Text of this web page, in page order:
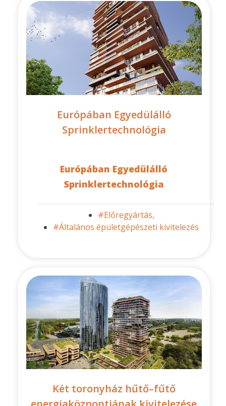
Európában Egyedülálló
Sprinklertechnológia
Európában Egyedülálló
Sprinklertechnológia
#Előregyártás,
#Általános épületgépészeti kivitelezés
Két toronyház hűtő–fűtő